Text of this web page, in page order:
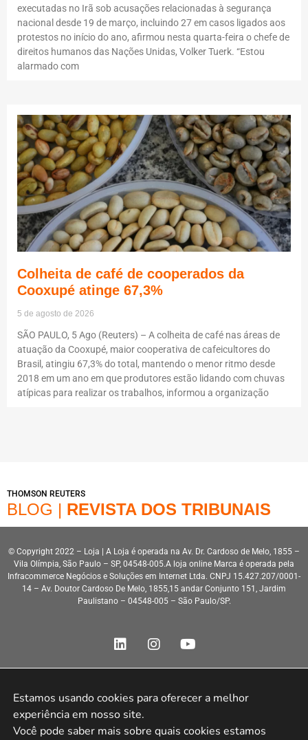
executadas no Irã sob acusações relacionadas à segurança
nacional desde 19 de março, incluindo 27 em casos ligados aos
protestos no início do ano, afirmou nesta quarta-feira o chefe de
direitos humanos das Nações Unidas, Volker Tuerk. “Estou
alarmado com
Colheita de café de cooperados da
Cooxupé atinge 67,3%
5 de agosto de 2026
SÃO PAULO, 5 Ago (Reuters) – A colheita de café nas áreas de
atuação da Cooxupé, maior cooperativa de cafeicultores do
Brasil, atingiu 67,3% do total, mantendo o menor ritmo desde
2018 em um ano em que produtores estão lidando com chuvas
atípicas para realizar os trabalhos, informou a organização
THOMSON REUTERS
BLOG | REVISTA DOS TRIBUNAIS
© Copyright 2022 – Loja | A Loja é operada na Av. Dr. Cardoso de Melo, 1855 –
Vila Olímpia, São Paulo – SP, 04548-005.A loja online Marca é operada pela
Infracommerce Negócios e Soluções em Internet Ltda. CNPJ 15.427.207/0001-
14 – Av. Doutor Cardoso De Melo, 1855,15 andar Conjunto 151, Jardim
Paulistano – 04548-005 – São Paulo/SP.
Estamos usando cookies para oferecer a melhor
experiência em nosso site.
Você pode saber mais sobre quais cookies estamos